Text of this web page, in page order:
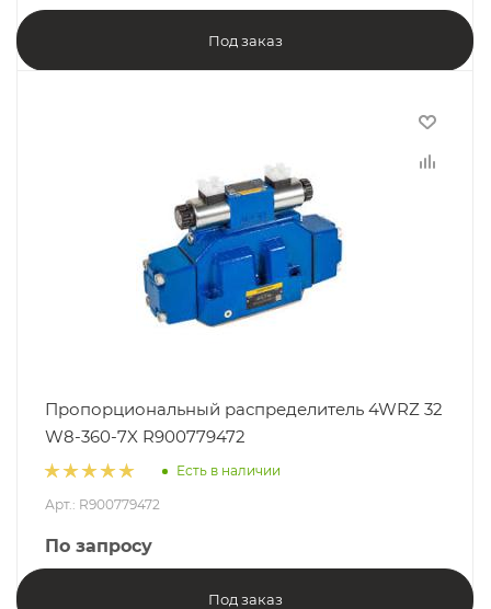
Под заказ
Пропорциональный распределитель 4WRZ 32
W8-360-7X R900779472
Есть в наличии
Арт.: R900779472
По запросу
Под заказ